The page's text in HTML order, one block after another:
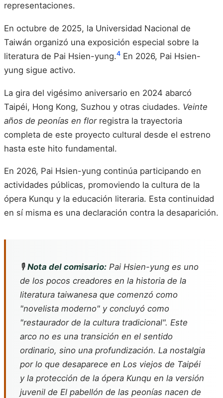
representaciones.
En octubre de 2025, la Universidad Nacional de
Taiwán organizó una exposición especial sobre la
literatura de Pai Hsien-yung.4 En 2026, Pai Hsien-
yung sigue activo.
La gira del vigésimo aniversario en 2024 abarcó
Taipéi, Hong Kong, Suzhou y otras ciudades. Veinte
años de peonías en florregistra la trayectoria
completa de este proyecto cultural desde el estreno
hasta este hito fundamental.
En 2026, Pai Hsien-yung continúa participando en
actividades públicas, promoviendo la cultura de la
ópera Kunqu y la educación literaria. Esta continuidad
en sí misma es una declaración contra la desaparición.
🎙️ Nota del comisario: Pai Hsien-yung es uno
de los pocos creadores en la historia de la
literatura taiwanesa que comenzó como
"novelista moderno" y concluyó como
"restaurador de la cultura tradicional". Este
arco no es una transición en el sentido
ordinario, sino una profundización. La nostalgia
por lo que desaparece en Los viejos de Taipéi
y la protección de la ópera Kunqu en la versión
juvenil de El pabellón de las peonías nacen de